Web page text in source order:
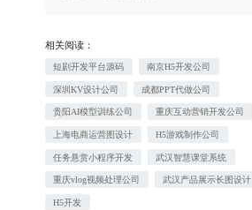
相关阅读：
短剧开发平台源码 南京H5开发公司
深圳KV设计公司 成都PPT代做公司
贵阳AI模型训练公司 重庆互动营销开发公司
上海电商运营图设计 H5游戏制作公司
任务悬赏小程序开发 武汉智慧课堂系统
重庆vlog视频处理公司 武汉产品展示长图设计
H5开发